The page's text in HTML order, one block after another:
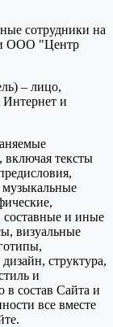
сотрудники на
ООО "Центр
– лицо,
Интернет и
включая тексты
составные и иные
визуальные
структура,
и
в состав Сайта и
все вместе